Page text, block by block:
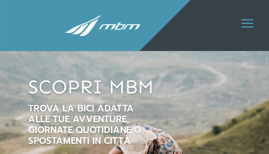
SCOPRI MBM
TROVA LA BICI ADATTA
ALLE TUE AVVENTURE,
GIORNATE QUOTIDIANE O
SPOSTAMENTI IN CITTÀ